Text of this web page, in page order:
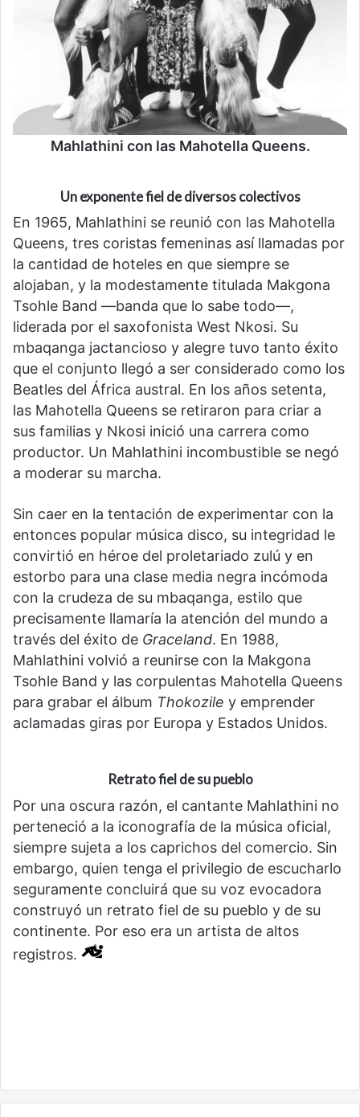
Mahlathini con las Mahotella Queens.
Un exponente fiel de diversos colectivos
En 1965, Mahlathini se reunió con las Mahotella
Queens, tres coristas femeninas así llamadas por
la cantidad de hoteles en que siempre se
alojaban, y la modestamente titulada Makgona
Tsohle Band —banda que lo sabe todo—,
liderada por el saxofonista West Nkosi. Su
mbaqanga jactancioso y alegre tuvo tanto éxito
que el conjunto llegó a ser considerado como los
Beatles del África austral. En los años setenta,
las Mahotella Queens se retiraron para criar a
sus familias y Nkosi inició una carrera como
productor. Un Mahlathini incombustible se negó
a moderar su marcha.
Sin caer en la tentación de experimentar con la
entonces popular música disco, su integridad le
convirtió en héroe del proletariado zulú y en
estorbo para una clase media negra incómoda
con la crudeza de su mbaqanga, estilo que
precisamente llamaría la atención del mundo a
través del éxito de Graceland. En 1988,
Mahlathini volvió a reunirse con la Makgona
Tsohle Band y las corpulentas Mahotella Queens
para grabar el álbum Thokozile y emprender
aclamadas giras por Europa y Estados Unidos.
Retrato fiel de su pueblo
Por una oscura razón, el cantante Mahlathini no
perteneció a la iconografía de la música oficial,
siempre sujeta a los caprichos del comercio. Sin
embargo, quien tenga el privilegio de escucharlo
seguramente concluirá que su voz evocadora
construyó un retrato fiel de su pueblo y de su
continente. Por eso era un artista de altos
registros.